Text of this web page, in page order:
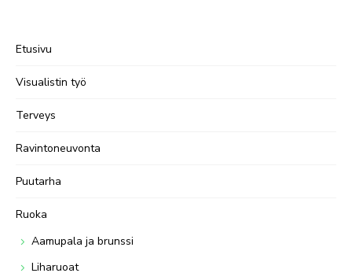
Etusivu
Visualistin työ
Terveys
Ravintoneuvonta
Puutarha
Ruoka
Aamupala ja brunssi
Liharuoat